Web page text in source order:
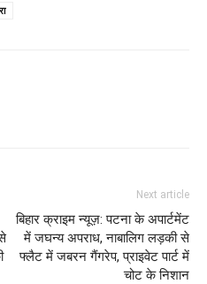
Next article
बिहार क्राइम न्यूज़: पटना के अपार्टमेंट
में जघन्य अपराध, नाबालिग लड़की से
फ्लैट में जबरन गैंगरेप, प्राइवेट पार्ट में
चोट के निशान